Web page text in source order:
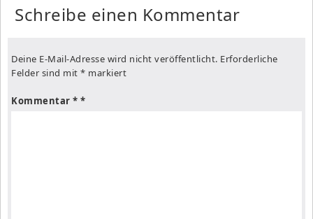
Schreibe einen Kommentar
Deine E-Mail-Adresse wird nicht veröffentlicht. Erforderliche
Felder sind mit * markiert
Kommentar *